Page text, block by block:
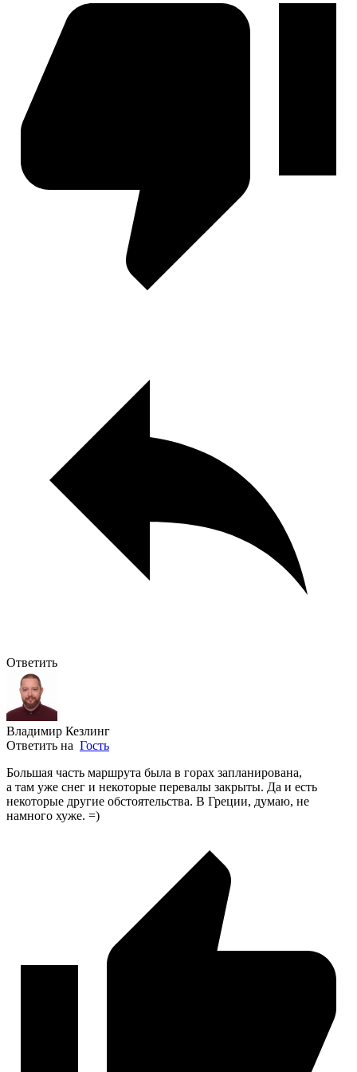
Ответить
Владимир Кезлинг
Ответить на Гость
Большая часть маршрута была в горах запланирована,
а там уже снег и некоторые перевалы закрыты. Да и есть
некоторые другие обстоятельства. В Греции, думаю, не
намного хуже. =)